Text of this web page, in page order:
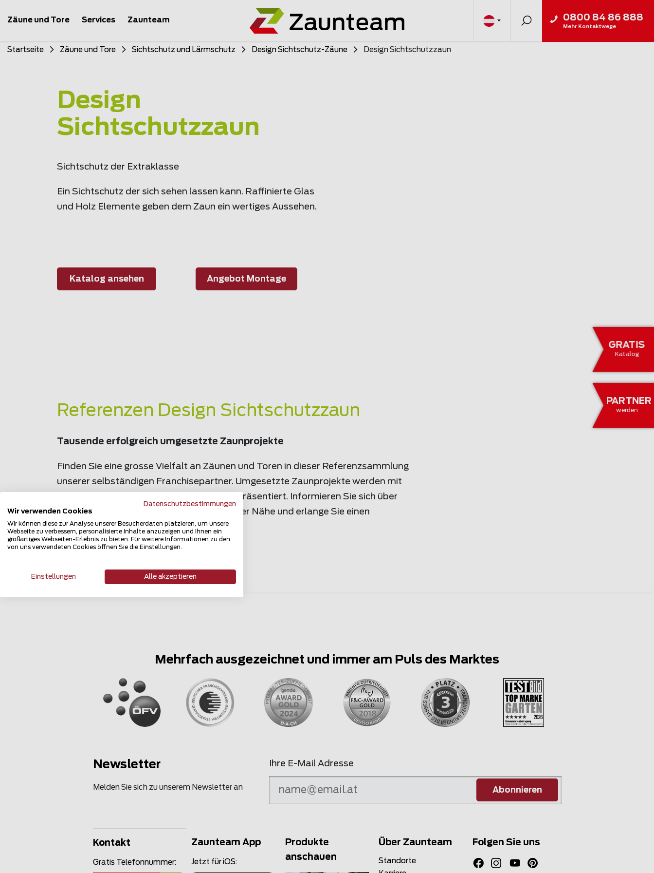
GRATIS
Katalog
PARTNER
werden
Zäune und Tore Services Zaunteam 0800 84 86 888
Mehr Kontaktwege
Startseite Zäune und Tore Sichtschutz und Lärmschutz Design Sichtschutz-Zäune Design Sichtschutzzaun
Design
Sichtschutzzaun
Sichtschutz der Extraklasse
Ein Sichtschutz der sich sehen lassen kann. Raffinierte Glas
und Holz Elemente geben dem Zaun ein wertiges Aussehen.
Katalog ansehen Angebot Montage
Referenzen Design Sichtschutzzaun
Tausende erfolgreich umgesetzte Zaunprojekte
Finden Sie eine grosse Vielfalt an Zäunen und Toren in dieser Referenzsammlung
unserer selbständigen Franchisepartner. Umgesetzte Zaunprojekte werden mit
Produkt- und zum Teil Standortangaben präsentiert. Informieren Sie sich über
fachgerecht montierte Zaunsysteme in Ihrer Nähe und erlange Sie einen
ausfühlichn einblick in unsere Arbeit.
Mehrfach ausgezeichnet und immer am Puls des Marktes
Newsletter
Melden Sie sich zu unserem Newsletter an
Ihre E-Mail Adresse
Abonnieren
Kontakt
Gratis Telefonnummer:
Zaunteam App
Jetzt für iOS:
Produkte
anschauen
Über Zaunteam
Standorte
Folgen Sie uns
Datenschutzbestimmungen
Wir verwenden Cookies
Wir können diese zur Analyse unserer Besucherdaten platzieren, um unsere
Webseite zu verbessern, personalisierte Inhalte anzuzeigen und Ihnen ein
großartiges Webseiten-Erlebnis zu bieten. Für weitere Informationen zu den
von uns verwendeten Cookies öffnen Sie die Einstellungen.
Einstellungen Alle akzeptieren